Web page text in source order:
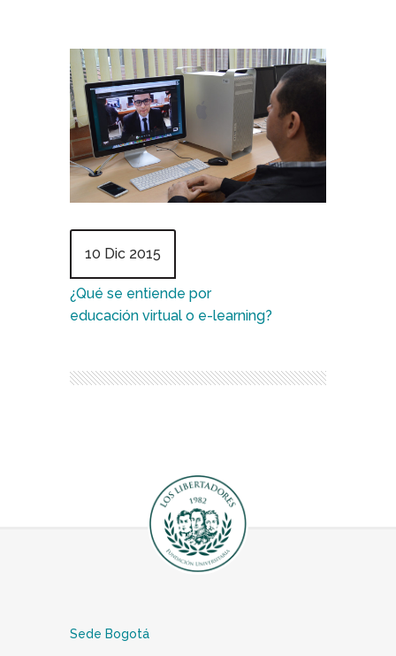
10 Dic 2015
¿Qué se entiende por
educación virtual o e-learning?
Sede Bogotá